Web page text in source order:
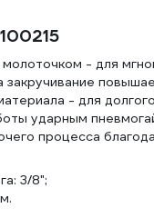
- для
- для
ударным
процесса
3/8";